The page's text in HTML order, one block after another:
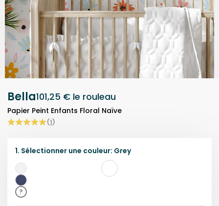
Bella101,25 € le rouleau
Papier Peint Enfants Floral Naïve
(1)
1. Sélectionner une couleur: Grey
Gris
Bleu
Marine
?